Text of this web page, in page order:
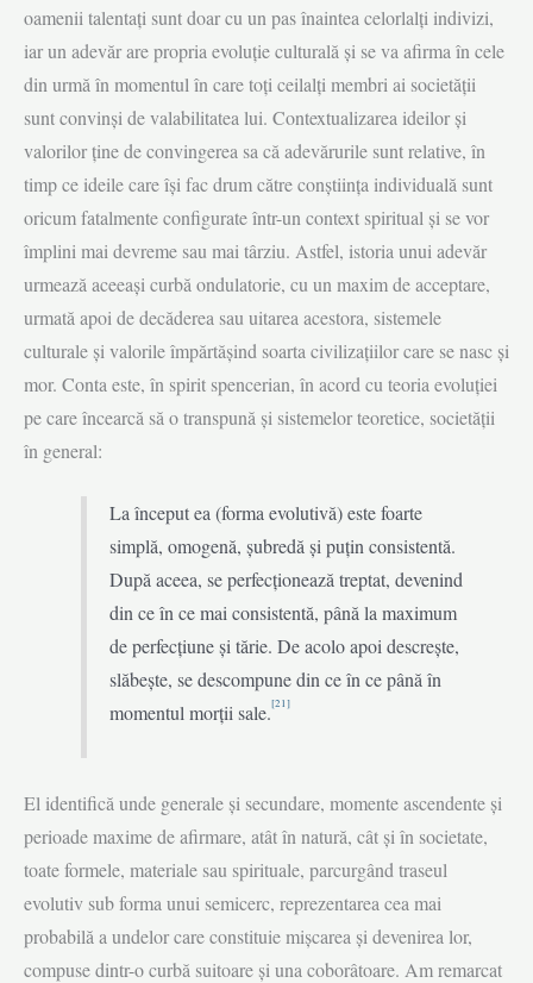
oamenii talentați sunt doar cu un pas înaintea celorlalți indivizi,
iar un adevăr are propria evoluție culturală și se va afirma în cele
din urmă în momentul în care toți ceilalți membri ai societății
sunt convinși de valabilitatea lui. Contextualizarea ideilor și
valorilor ține de convingerea sa că adevărurile sunt relative, în
timp ce ideile care își fac drum către conștiința individuală sunt
oricum fatalmente configurate într-un context spi­ri­tual și se vor
împlini mai devreme sau mai târziu. Astfel, istoria unui adevăr
urmea­ză aceeași curbă ondulatorie, cu un maxim de acceptare,
urmată apoi de decă­derea sau uitarea acestora, sistemele
culturale și valorile împărtășind soarta civi­lizațiilor care se nasc și
mor. Conta este, în spirit spencerian, în acord cu teoria evo­luției
pe care încearcă să o transpună și sistemelor teoretice, societății
în general:
La început ea (forma evolutivă) este foarte
simplă, omogenă, șubredă și puțin consistentă.
După aceea, se perfecționează treptat, devenind
din ce în ce mai consis­tentă, până la maximum
de perfecțiune și tărie. De acolo apoi descrește,
slăbește, se des­com­pune din ce în ce până în
momentul morții sale.[21]
El identifică unde generale și secundare, momente ascendente și
perioade maxime de afirmare, atât în natură, cât și în societate,
toate formele, materiale sau spirituale, parcurgând traseul
evolutiv sub forma unui semicerc, reprezentarea cea mai
probabilă a undelor care constituie mișcarea și devenirea lor,
compuse dintr-o curbă suitoare și una coborâtoare. Am remarcat